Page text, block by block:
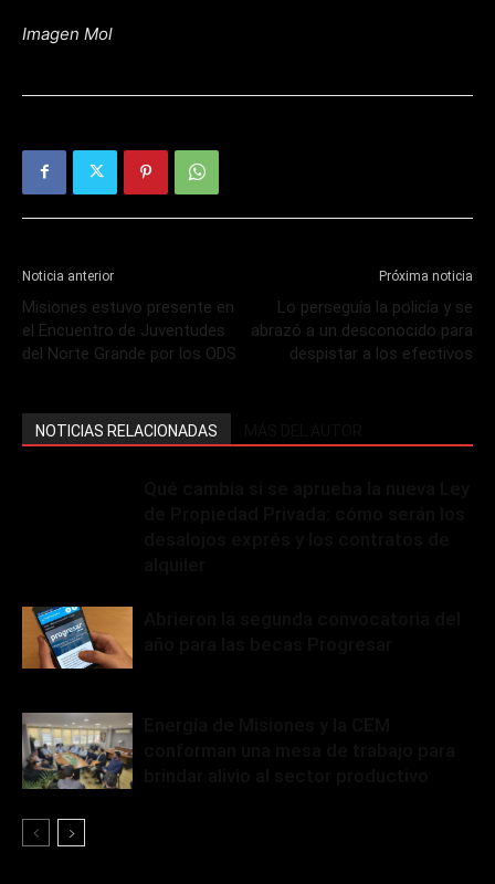
Imagen Mol
Noticia anterior
Misiones estuvo presente en
el Encuentro de Juventudes
del Norte Grande por los ODS
Próxima noticia
Lo perseguía la policía y se
abrazó a un desconocido para
despistar a los efectivos
NOTICIAS RELACIONADAS